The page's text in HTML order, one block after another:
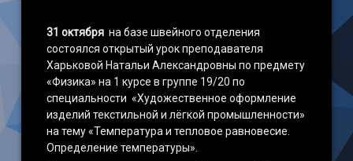
31 октября на базе швейного отделения
состоялся открытый урок преподавателя
Харьковой Натальи Александровны по предмету
«Физика» на 1 курсе в группе 19/20 по
специальности «Художественное оформление
изделий текстильной и лёгкой промышленности»
на тему «Температура и тепловое равновесие.
Определение температуры».